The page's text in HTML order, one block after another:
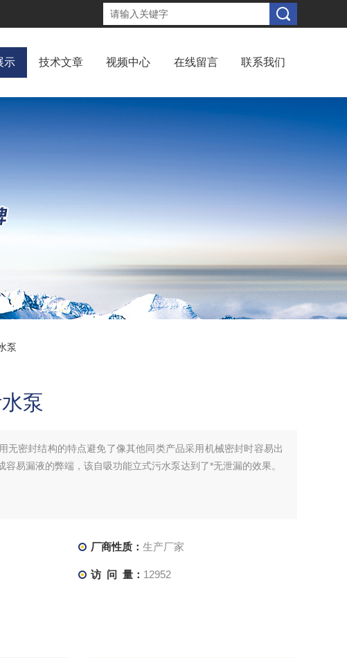
示 技术文章 视频中心 在线留言 联系我们
泵
泵
无密封结构的特点避免了像其他同类产品采用机械密封时容易出
易漏液的弊端，该自吸功能立式污水泵达到了*无泄漏的效果。
厂商性质： 生产厂家
访 问 量： 12952